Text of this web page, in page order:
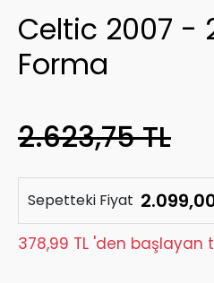
Celtic 2007 -
Forma
2.623,75 TL
Sepetteki Fiyat
378,99 TL 'den başlayan